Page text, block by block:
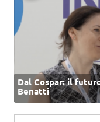
Dal Cospar: il
Benatti